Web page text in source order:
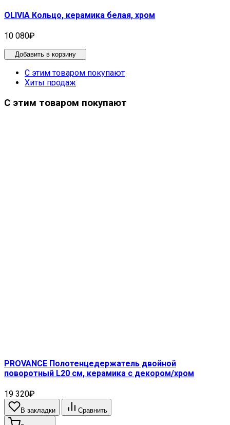
OLIVIA Кольцо, керамика белая, хром
10 080₽
Добавить в корзину
С этим товаром покупают
Хиты продаж
С этим товаром покупают
PROVANCE Полотенцедержатель двойной
поворотный L20 cм, керамика с декором/хром
19 320₽
В закладки Сравнить